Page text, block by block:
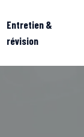
Entretien &
révision